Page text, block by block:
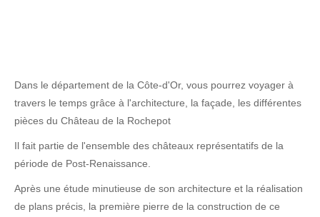
Dans le département de la Côte-d'Or, vous pourrez voyager à
travers le temps grâce à l'architecture, la façade, les différentes
pièces du Château de la Rochepot
Il fait partie de l'ensemble des châteaux représentatifs de la
période de Post-Renaissance.
Après une étude minutieuse de son architecture et la réalisation
de plans précis, la première pierre de la construction de ce